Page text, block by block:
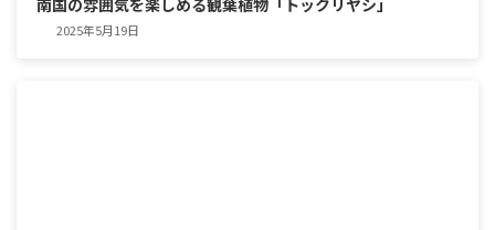
2025年5月19日